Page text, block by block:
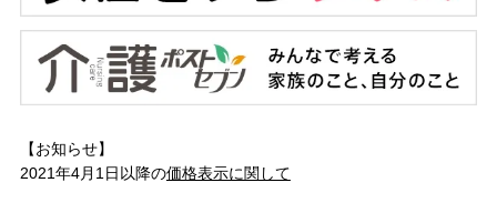
【お知らせ】
2021年4月1日以降の価格表示に関して